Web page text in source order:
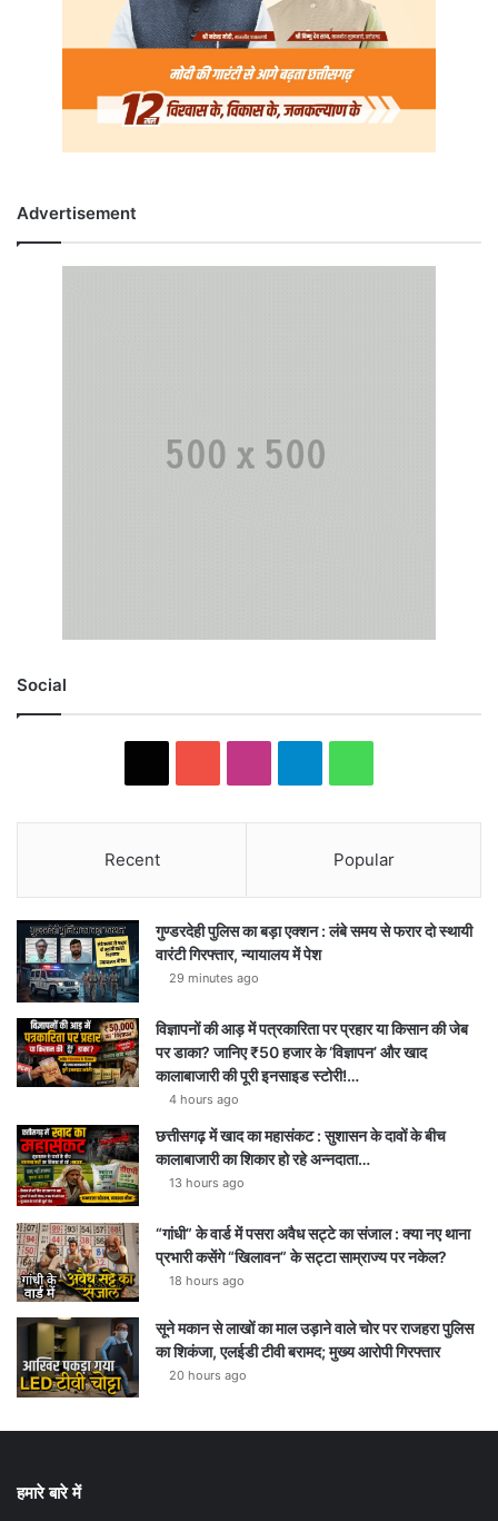
Advertisement
Social
Recent Popular
गुण्डरदेही पुलिस का बड़ा एक्शन : लंबे समय से फरार दो स्थायी
वारंटी गिरफ्तार, न्यायालय में पेश
29 minutes ago
विज्ञापनों की आड़ में पत्रकारिता पर प्रहार या किसान की जेब
पर डाका? जानिए ₹50 हजार के ‘विज्ञापन’ और खाद
कालाबाजारी की पूरी इनसाइड स्टोरी!…
4 hours ago
छत्तीसगढ़ में खाद का महासंकट : सुशासन के दावों के बीच
कालाबाजारी का शिकार हो रहे अन्नदाता…
13 hours ago
“गांधी” के वार्ड में पसरा अवैध सट्टे का संजाल : क्या नए थाना
प्रभारी कसेंगे “खिलावन” के सट्टा साम्राज्य पर नकेल?
18 hours ago
सूने मकान से लाखों का माल उड़ाने वाले चोर पर राजहरा पुलिस
का शिकंजा, एलईडी टीवी बरामद; मुख्य आरोपी गिरफ्तार
20 hours ago
हमारे बारे में